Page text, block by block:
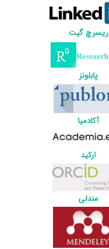
ریسرچ گیت
پابلونز
آکادمیا
ارکید
مندلی